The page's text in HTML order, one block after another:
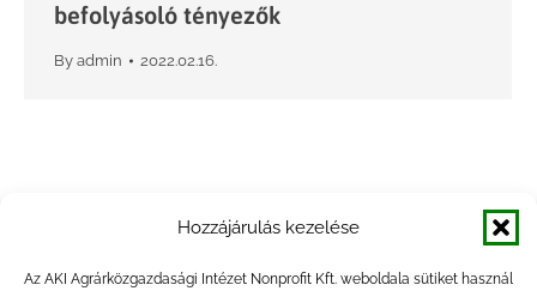
Hozzájárulás kezelése
Az AKI Agrárközgazdasági Intézet Nonprofit Kft. weboldala sütiket használ
befolyásoló tényezők
By admin 2022.02.16.